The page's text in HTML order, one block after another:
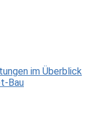
im Überblick
Bau